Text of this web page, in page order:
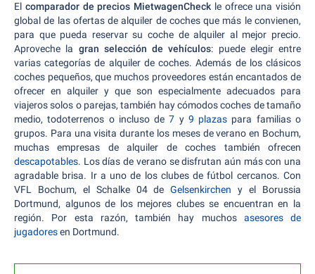
El comparador de precios MietwagenCheck le ofrece una visión
global de las ofertas de alquiler de coches que más le convienen,
para que pueda reservar su coche de alquiler al mejor precio.
Aproveche la gran selección de vehículos: puede elegir entre
varias categorías de alquiler de coches. Además de los clásicos
coches pequeños, que muchos proveedores están encantados de
ofrecer en alquiler y que son especialmente adecuados para
viajeros solos o parejas, también hay cómodos coches de tamaño
medio, todoterrenos o incluso de7 y 9 plazas para familias o
grupos. Para una visita durante los meses de verano en Bochum,
muchas empresas de alquiler de coches también ofrecen
descapotables. Los días de verano se disfrutan aún más con una
agradable brisa. Ir a uno de los clubes de fútbol cercanos. Con
VFL Bochum, el Schalke 04 deGelsenkirchen y el Borussia
Dortmund, algunos de los mejores clubes se encuentran en la
región. Por esta razón, también hay muchos asesores de
jugadoresen Dortmund.